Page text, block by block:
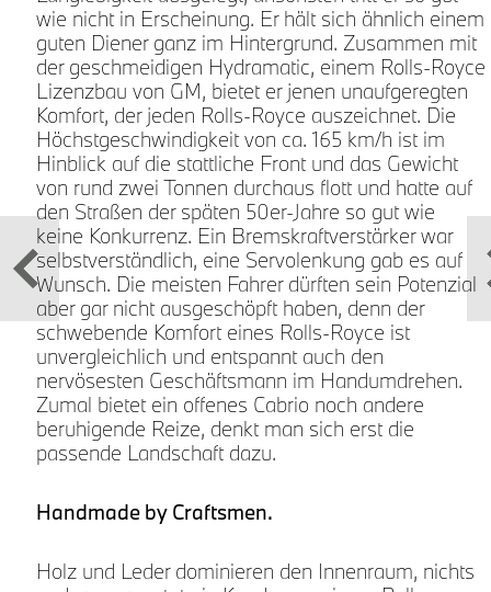
wie nicht in Erscheinung. Er hält sich ähnlich einem
guten Diener ganz im Hintergrund. Zusammen mit
der geschmeidigen Hydramatic, einem Rolls-Royce
Lizenzbau von GM, bietet er jenen unaufgeregten
Komfort, der jeden Rolls-Royce auszeichnet. Die
Höchstgeschwindigkeit von ca. 165 km/h ist im
Hinblick auf die stattliche Front und das Gewicht
von rund zwei Tonnen durchaus flott und hatte auf
den Straßen der späten 50er-Jahre so gut wie
keine Konkurrenz. Ein Bremskraftverstärker war
selbstverständlich, eine Servolenkung gab es auf
Wunsch. Die meisten Fahrer dürften sein Potenzial
aber gar nicht ausgeschöpft haben, denn der
schwebende Komfort eines Rolls-Royce ist
unvergleichlich und entspannt auch den
nervösesten Geschäftsmann im Handumdrehen.
Zumal bietet ein offenes Cabrio noch andere
beruhigende Reize, denkt man sich erst die
passende Landschaft dazu.
Handmade by Craftsmen.
Holz und Leder dominieren den Innenraum, nichts